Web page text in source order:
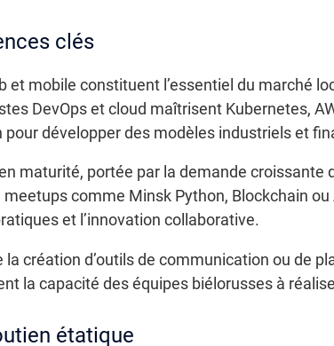
clés
mobile constituent l’essentiel du marché
DevOps et cloud maîtrisent Kubernetes,
pour développer des modèles industriels et
maturité, portée par la demande croissante
comme Minsk Python, Blockchain
et l’innovation collaborative.
création d’outils de communication ou de
la capacité des équipes biélorusses à
étatique